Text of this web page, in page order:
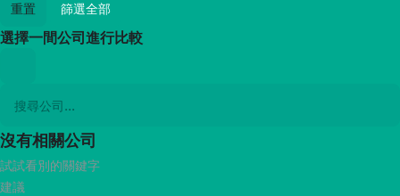
重置
篩選全部
選擇一間公司進行比較
沒有相關公司
試試看別的關鍵字
建議